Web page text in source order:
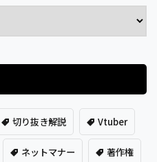
切り抜き解説 Vtuber
ネットマナー 著作権